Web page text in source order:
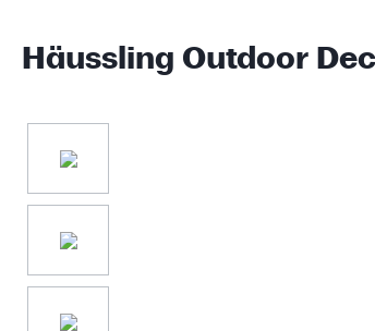
Häussling Outdoor